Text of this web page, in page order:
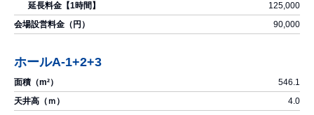
125,000
90,000
ホールA-1+2+3
546.1
4.0